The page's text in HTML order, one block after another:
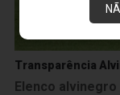
Transparência
Elenco